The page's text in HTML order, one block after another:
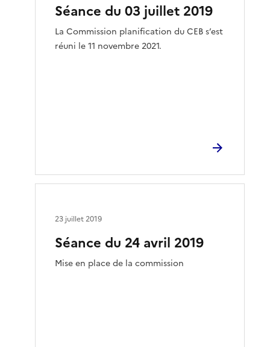
Séance du 03 juillet 2019
La Commission planification du CEB s’est
réuni le 11 novembre 2021.
Séance du 24 avril 2019
Mise en place de la commission
23 juillet 2019